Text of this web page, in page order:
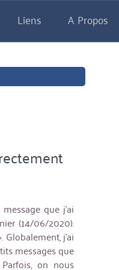
Liens A Propos
que j’ai
(14/06/2020).
j’ai
messages que
on nous